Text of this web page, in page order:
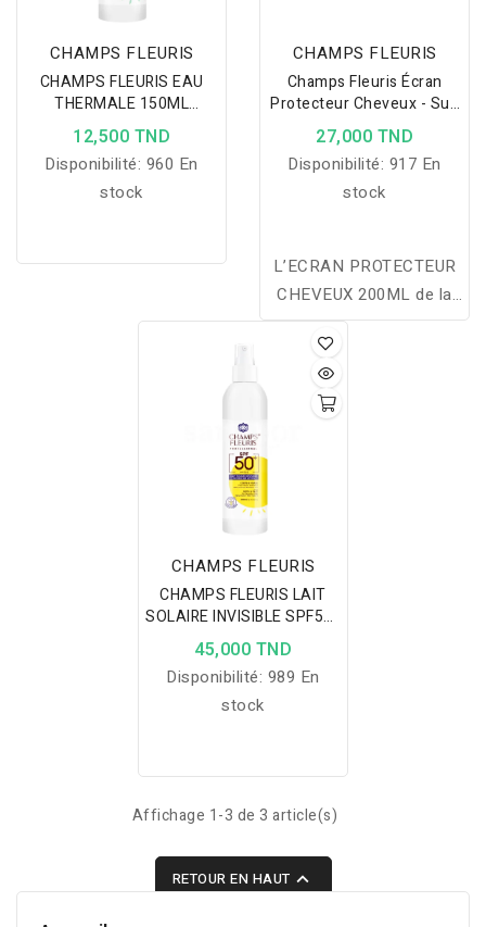
CHAMPS FLEURIS
CHAMPS FLEURIS EAU
THERMALE 150ML
HYDRATE APAISE ET
PROTEGE
12,500 TND
Disponibilité: 960 En
stock
CHAMPS FLEURIS
Champs Fleuris Écran
Protecteur Cheveux - Sun
& Sea - Waterproof - Sans
Sulfate - 200ml
27,000 TND
Disponibilité: 917 En
stock
L’ECRAN PROTECTEUR
CHEVEUX 200ML de la
marque CHAMPS
FLEURIS est un
indispensable pour les
cheveux lissés à la
cheveux contre les
dégâts du trio infernal
piscine). Idéal aussi pour
protecteur solaire gaine
et hydrate la fibre
capillaire et lui conserve
contre le desséchement.
Il maintient les résultats
CHAMPS FLEURIS
CHAMPS FLEURIS LAIT
SOLAIRE INVISIBLE SPF50+
200ML
45,000 TND
Disponibilité: 989 En
stock
Affichage 1-3 de 3 article(s)
RETOUR EN HAUT 